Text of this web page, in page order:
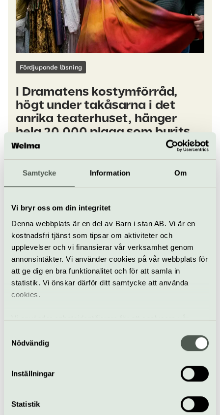
Samtycke Information Om
Vi bryr oss om din integritet
Denna webbplats är en del av Barn i stan AB. Vi är en
kostnadsfri tjänst som tipsar om aktiviteter och
upplevelser och vi finansierar vår verksamhet genom
annonsintäkter. Vi använder cookies på vår webbplats för
att ge dig en bra funktionalitet och för att samla in
statistik. Vi önskar därför ditt samtycke att använda
cookies.
Vi använder enhetsidentifierare för att analysera vår
samt tillhandahålla funktioner för sociala medier. Vi
vidarebefordrar även sådana identifierare och annan
information från din enhet till de sociala medier och
annons- och analysföretag som vi samarbetar med.
information som du har tillhandahållit eller som de har
Nödvändig
Inställningar
Statistik
Fördjupande läsning
I Dramatens kostymförråd,
högt under takåsarna i det
anrika teaterhuset, hänger
hela 20 000 plagg som burits
av skådespelare under 110 år.
En extravagant diva
med viktigt budskap
Fördjupande läsning
masken